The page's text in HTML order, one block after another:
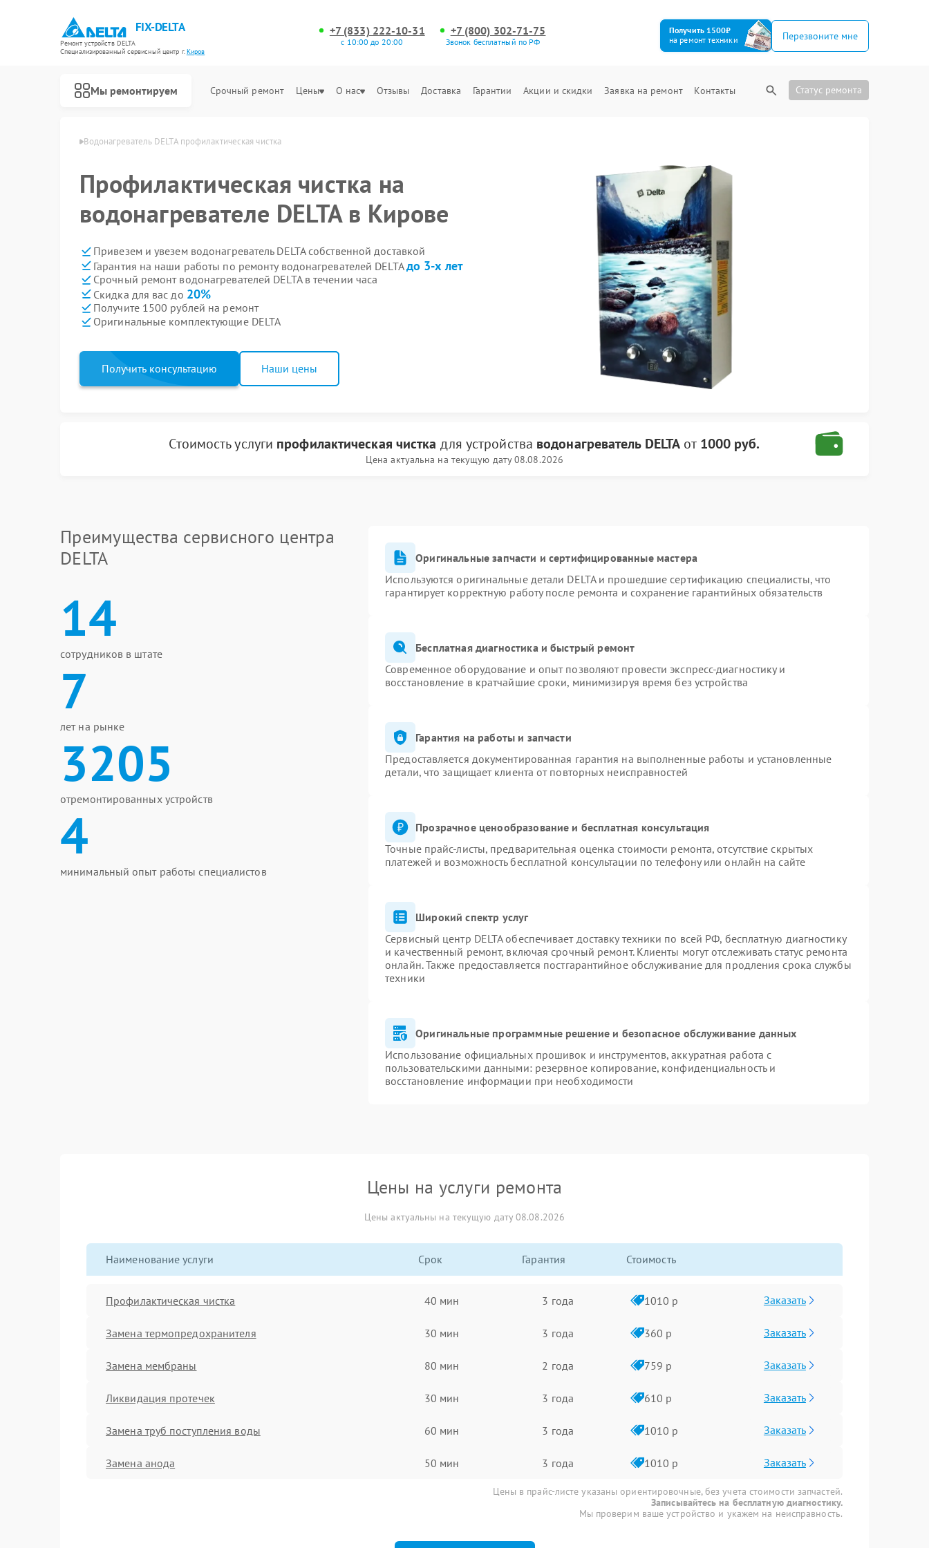
FIX-DELTA
Ремонт устройств DELTA
Специализированный cервисный центр г.Киров
+7 (833) 222-10-31
с 10:00 до 20:00
+7 (800) 302-71-75
Звонок бесплатный по РФ
Получить 1500₽
на ремонт техники
Перезвоните мне
Мы ремонтируем Срочный ремонт Цены О нас Отзывы Доставка Гарантии Акции и скидки Заявка на ремонт Контакты Статус ремонта
Водонагреватель DELTA профилактическая чистка
Профилактическая чистка на
водонагревателе DELTA в Кирове
Привезем и увезем водонагреватель DELTA собственной доставкой
Гарантия на наши работы по ремонту водонагревателей DELTAдо 3-х лет
Срочный ремонт водонагревателей DELTA в течении часа
Скидка для вас до 20%
Получите 1500 рублей на ремонт
Оригинальные комплектующие DELTA
Получить консультацию Наши цены
Стоимость услуги профилактическая чистка для устройства водонагреватель DELTA от 1000 руб.
Цена актуальна на текущую дату 08.08.2026
Преимущества сервисного центра
DELTA
14
сотрудников в штате
7
лет на рынке
3205
отремонтированных устройств
4
минимальный опыт работы специалистов
Оригинальные запчасти и сертифицированные мастера
Используются оригинальные детали DELTA и прошедшие сертификацию специалисты, что
гарантирует корректную работу после ремонта и сохранение гарантийных обязательств
Бесплатная диагностика и быстрый ремонт
Современное оборудование и опыт позволяют провести экспресс-диагностику и
восстановление в кратчайшие сроки, минимизируя время без устройства
Гарантия на работы и запчасти
Предоставляется документированная гарантия на выполненные работы и установленные
детали, что защищает клиента от повторных неисправностей
Прозрачное ценообразование и бесплатная консультация
Точные прайс-листы, предварительная оценка стоимости ремонта, отсутствие скрытых
платежей и возможность бесплатной консультации по телефону или онлайн на сайте
Широкий спектр услуг
Сервисный центр DELTA обеспечивает доставку техники по всей РФ, бесплатную диагностику
и качественный ремонт, включая срочный ремонт. Клиенты могут отслеживать статус ремонта
онлайн. Также предоставляется постгарантийное обслуживание для продления срока службы
техники
Оригинальные программные решение и безопасное обслуживание данных
Использование официальных прошивок и инструментов, аккуратная работа с
пользовательскими данными: резервное копирование, конфиденциальность и
восстановление информации при необходимости
Цены на услуги ремонта
Цены актуальны на текущую дату 08.08.2026
Наименование услуги Срок Гарантия Стоимость
Профилактическая чистка 40 мин 3 года 1010 р Заказать
Замена термопредохранителя 30 мин 3 года 360 р Заказать
Замена мембраны 80 мин 2 года 759 р Заказать
Ликвидация протечек 30 мин 3 года 610 р Заказать
Замена труб поступления воды 60 мин 3 года 1010 р Заказать
Замена анода 50 мин 3 года 1010 р Заказать
Цены в прайс-листе указаны ориентировочные, без учета стоимости запчастей.
Записывайтесь на бесплатную диагностику.
Мы проверим ваше устройство и укажем на неисправность.